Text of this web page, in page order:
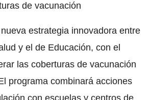
de vacunación
estrategia innovadora entre
y el de Educación, con el
las coberturas de vacunación
programa combinará acciones